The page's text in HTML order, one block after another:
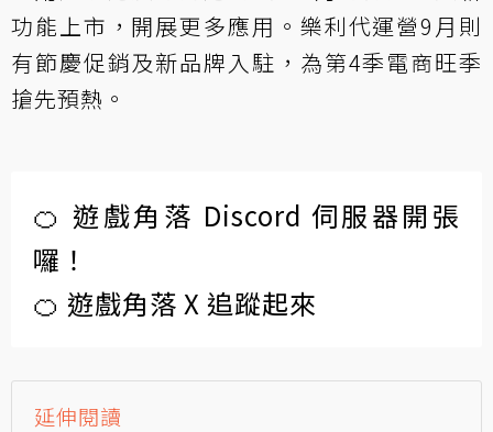
功能上市，開展更多應用。樂利代運營9月則
有節慶促銷及新品牌入駐，為第4季電商旺季
搶先預熱。
🍊 遊戲角落 Discord 伺服器開張
囉！
🍊 遊戲角落 X 追蹤起來
延伸閱讀